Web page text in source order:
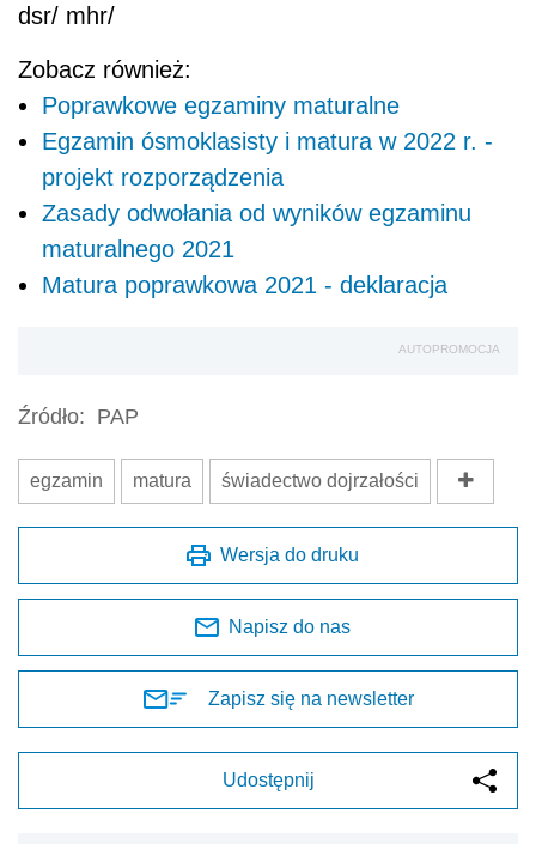
dsr/ mhr/
Zobacz również:
Poprawkowe egzaminy maturalne
Egzamin ósmoklasisty i matura w 2022 r. -
projekt rozporządzenia
Zasady odwołania od wyników egzaminu
maturalnego 2021
Matura poprawkowa 2021 - deklaracja
AUTOPROMOCJA
Źródło: PAP
egzamin matura świadectwo dojrzałości
Wersja do druku
Napisz do nas
Zapisz się na newsletter
Udostępnij